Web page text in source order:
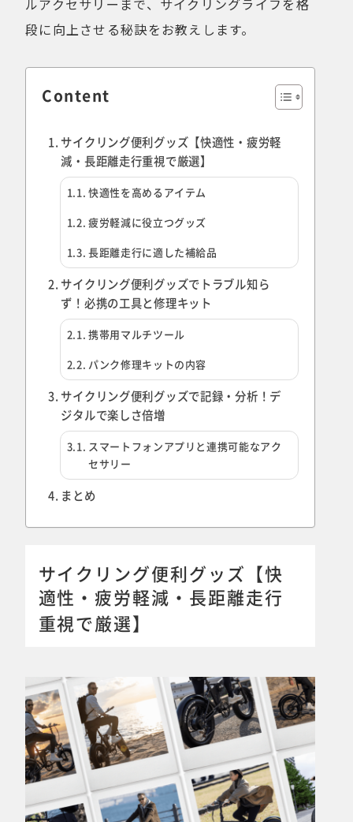
MOVE X
ルアクセサリーまで、サイクリングライフを格
段に向上させる秘訣をお教えします。
Content
サイクリング便利グッズ【快適性・疲労軽
減・長距離走行重視で厳選】
快適性を高めるアイテム
疲労軽減に役立つグッズ
長距離走行に適した補給品
サイクリング便利グッズでトラブル知ら
ず！必携の工具と修理キット
携帯用マルチツール
パンク修理キットの内容
サイクリング便利グッズで記録・分析！デ
ジタルで楽しさ倍増
スマートフォンアプリと連携可能なアク
セサリー
まとめ
サイクリング便利グッズ【快
適性・疲労軽減・長距離走行
重視で厳選】